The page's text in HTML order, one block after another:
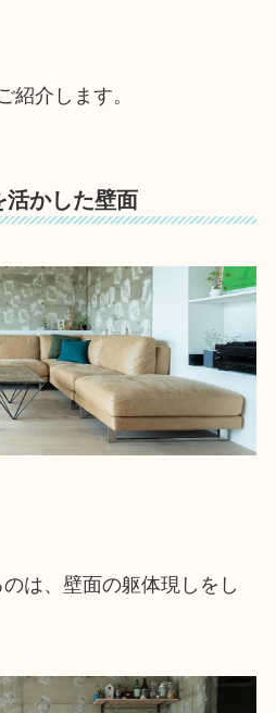
紹介します。
活かした壁面
は、壁面の躯体現しをし